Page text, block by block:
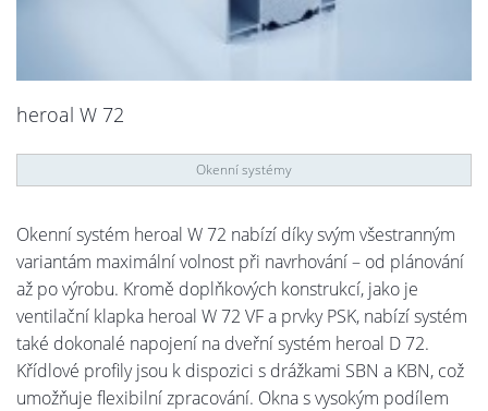
heroal W 72
Okenní systémy
Okenní systém heroal W 72 nabízí díky svým všestranným
variantám maximální volnost při navrhování – od plánování
až po výrobu. Kromě doplňkových konstrukcí, jako je
ventilační klapka heroal W 72 VF a prvky PSK, nabízí systém
také dokonalé napojení na dveřní systém heroal D 72.
Křídlové profily jsou k dispozici s drážkami SBN a KBN, což
umožňuje flexibilní zpracování. Okna s vysokým podílem